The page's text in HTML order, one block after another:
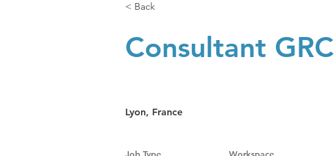
< Back
Consultant
Lyon, France